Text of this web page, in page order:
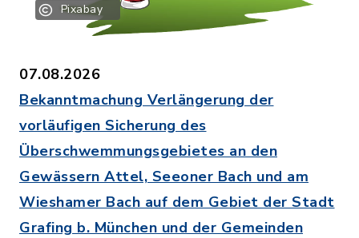
Pixabay
07.08.2026
Bekanntmachung Verlängerung der
vorläufigen Sicherung des
Überschwemmungsgebietes an den
Gewässern Attel, Seeoner Bach und am
Wieshamer Bach auf dem Gebiet der Stadt
Grafing b. München und der Gemeinden